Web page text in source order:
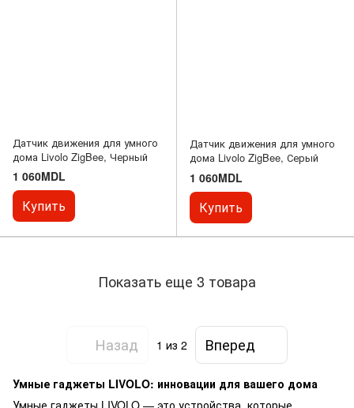
Датчик движения для умного
дома Livolo ZigBee, Черный
1 060MDL
Купить
Датчик движения для умного
дома Livolo ZigBee, Серый
1 060MDL
Купить
Показать еще 3 товара
Назад 1 из 2 Вперед
Умные гаджеты LIVOLO: инновации для вашего дома
Умные гаджеты LIVOLO — это устройства, которые